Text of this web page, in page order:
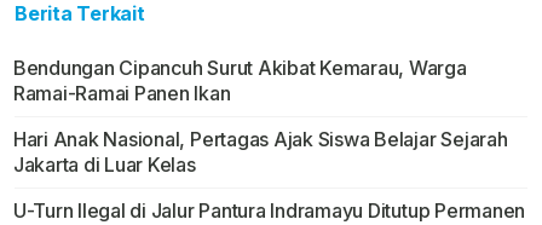
Berita Terkait
Bendungan Cipancuh Surut Akibat Kemarau, Warga
Ramai-Ramai Panen Ikan
Hari Anak Nasional, Pertagas Ajak Siswa Belajar Sejarah
Jakarta di Luar Kelas
U-Turn Ilegal di Jalur Pantura Indramayu Ditutup Permanen